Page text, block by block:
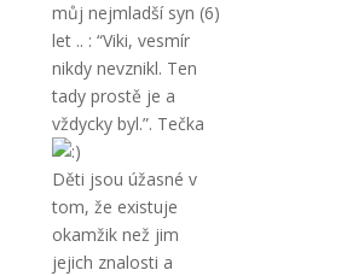
můj nejmladší syn (6)
let .. : “Viki, vesmír
nikdy nevznikl. Ten
tady prostě je a
vždycky byl.”. Tečka
Děti jsou úžasné v
tom, že existuje
okamžik než jim
jejich znalosti a